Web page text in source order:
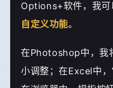
Options+软件，我可
自定义功能。
在Photoshop中，我
小调整；在Excel中